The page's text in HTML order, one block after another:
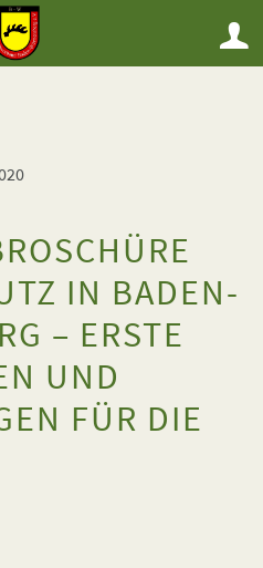
IN BADEN-
– ERSTE
UND
FÜR DIE